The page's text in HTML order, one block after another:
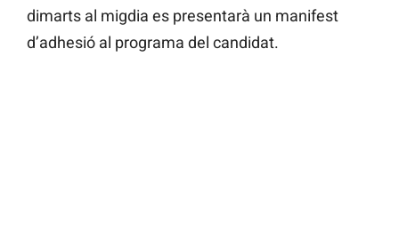
dimarts al migdia es presentarà un manifest
d’adhesió al programa del candidat.